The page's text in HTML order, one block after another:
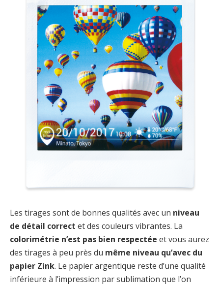
Les tirages sont de bonnes qualités avec un niveau
de détail correct et des couleurs vibrantes. La
colorimétrie n’est pas bien respectée et vous aurez
des tirages à peu près du même niveau qu’avec du
papier Zink. Le papier argentique reste d’une qualité
inférieure à l’impression par sublimation que l’on